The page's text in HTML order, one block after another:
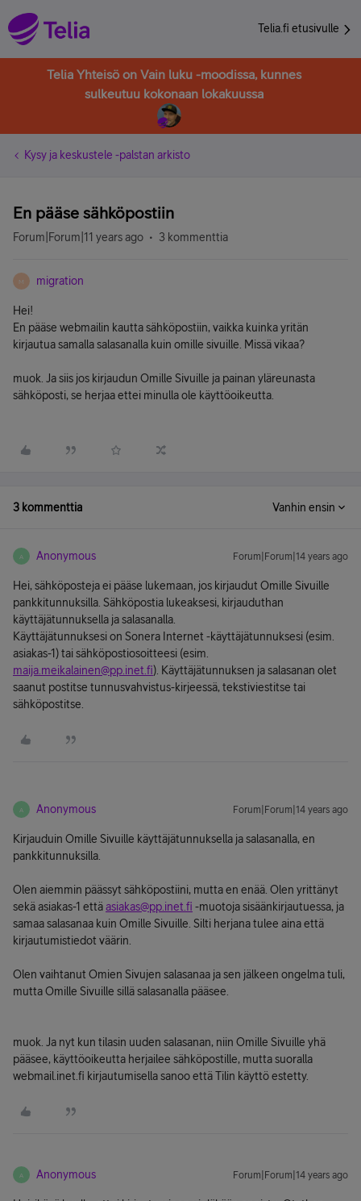
Telia.fi etusivulle
Telia Yhteisö on Vain luku -moodissa, kunnes
sulkeutuu kokonaan lokakuussa
Kysy ja keskustele -palstan arkisto
En pääse sähköpostiin
Forum|Forum|11 years ago 3 kommenttia
M migration
Hei!
En pääse webmailin kautta sähköpostiin, vaikka kuinka yritän
kirjautua samalla salasanalla kuin omille sivuille. Missä vikaa?
muok. Ja siis jos kirjaudun Omille Sivuille ja painan yläreunasta
sähköposti, se herjaa ettei minulla ole käyttöoikeutta.
3 kommenttia Vanhin ensin
A Anonymous Forum|Forum|14 years ago
Hei, sähköposteja ei pääse lukemaan, jos kirjaudut Omille Sivuille
pankkitunnuksilla. Sähköpostia lukeaksesi, kirjauduthan
käyttäjätunnuksella ja salasanalla.
Käyttäjätunnuksesi on Sonera Internet -käyttäjätunnuksesi (esim.
asiakas-1) tai sähköpostiosoitteesi (esim.
maija.meikalainen@pp.inet.fi). Käyttäjätunnuksen ja salasanan olet
saanut postitse tunnusvahvistus-kirjeessä, tekstiviestitse tai
sähköpostitse.
A Anonymous Forum|Forum|14 years ago
Kirjauduin Omille Sivuille käyttäjätunnuksella ja salasanalla, en
pankkitunnuksilla.
Olen aiemmin päässyt sähköpostiini, mutta en enää. Olen yrittänyt
sekä asiakas-1 ettäasiakas@pp.inet.fi -muotoja sisäänkirjautuessa, ja
samaa salasanaa kuin Omille Sivuille. Silti herjana tulee aina että
kirjautumistiedot väärin.
Olen vaihtanut Omien Sivujen salasanaa ja sen jälkeen ongelma tuli,
mutta Omille Sivuille sillä salasanalla pääsee.
muok. Ja nyt kun tilasin uuden salasanan, niin Omille Sivuille yhä
pääsee, käyttöoikeutta herjailee sähköpostille, mutta suoralla
webmail.inet.fi kirjautumisella sanoo että Tilin käyttö estetty.
A Anonymous Forum|Forum|14 years ago